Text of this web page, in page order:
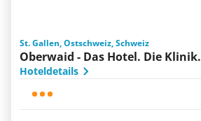
St. Gallen, Ostschweiz, Schweiz
Oberwaid - Das Hotel. Die Klinik.
Hoteldetails